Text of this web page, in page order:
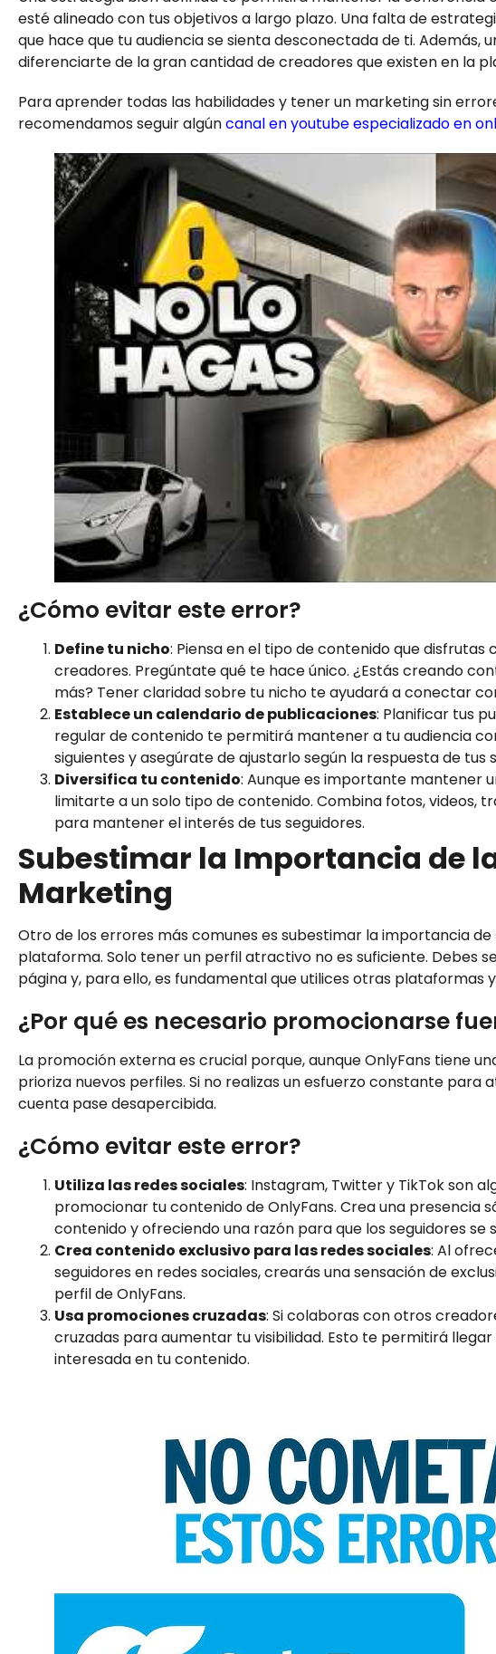
esté alineado con tus objetivos a largo plazo. Una falta de
que hace que tu audiencia se sienta desconectada de ti. Además,
diferenciarte de la gran cantidad de creadores que existen en la
Para aprender todas las habilidades y tener un marketing sin
recomendamos seguir algúncanal en youtube especializado en
¿Cómo evitar este error?
Define tu nicho: Piensa en el tipo de contenido que
creadores. Pregúntate qué te hace único. ¿Estás creando
más? Tener claridad sobre tu nicho te ayudará a conectar
Establece un calendario de publicaciones: Planificar tus
regular de contenido te permitirá mantener a tu audiencia
siguientes y asegúrate de ajustarlo según la respuesta de tus
Diversifica tu contenido: Aunque es importante mantener
limitarte a un solo tipo de contenido. Combina fotos, videos,
para mantener el interés de tus seguidores.
Subestimar la Importancia de
Marketing
Otro de los errores más comunes es subestimar la importancia
plataforma. Solo tener un perfil atractivo no es suficiente. Debes
página y, para ello, es fundamental que utilices otras
¿Por qué es necesario promocionarse
La promoción externa es crucial porque, aunque OnlyFans tiene
prioriza nuevos perfiles. Si no realizas un esfuerzo constante
cuenta pase desapercibida.
¿Cómo evitar este error?
Utiliza las redes sociales: Instagram, Twitter y TikTok son
promocionar tu contenido de OnlyFans. Crea una presencia
contenido y ofreciendo una razón para que los seguidores se
Crea contenido exclusivo para las redes sociales: Al
seguidores en redes sociales, crearás una sensación de
perfil de OnlyFans.
Usa promociones cruzadas: Si colaboras con otros
cruzadas para aumentar tu visibilidad. Esto te permitirá
interesada en tu contenido.